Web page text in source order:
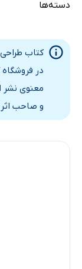
چگونه پاک‌سازی
چه چیزی پاک
چه موقع
چگونه از تشکیل
واکنش‌های
دسته‌ها
کتاب
در
معنوی نشر
و صاحب